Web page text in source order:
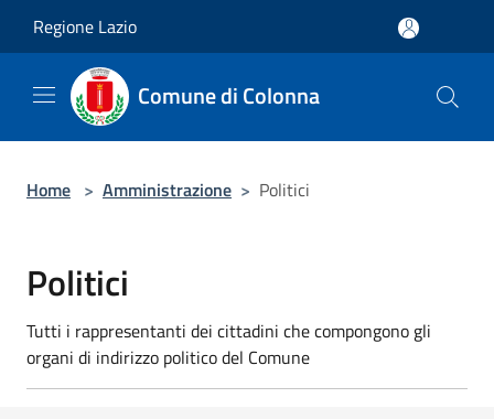
Regione Lazio
Comune di Colonna
Home > Amministrazione > Politici
Politici
Tutti i rappresentanti dei cittadini che compongono gli
organi di indirizzo politico del Comune